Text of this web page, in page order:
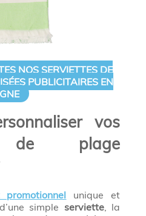
NOS SERVIETTES DE
PUBLICITAIRES EN
vos
de plage
promotionnel unique et
simple serviette, la